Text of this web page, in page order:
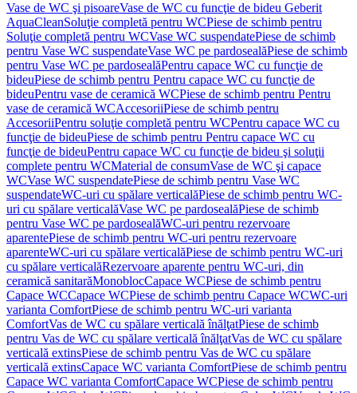
Vase de WC şi pisoareVase de WC cu funcţie de bideu Geberit
AquaCleanSoluţie completă pentru WCPiese de schimb pentru
Soluţie completă pentru WCVase WC suspendatePiese de schimb
pentru Vase WC suspendateVase WC pe pardosealăPiese de schimb
pentru Vase WC pe pardosealăPentru capace WC cu funcţie de
bideuPiese de schimb pentru Pentru capace WC cu funcţie de
bideuPentru vase de ceramică WCPiese de schimb pentru Pentru
vase de ceramică WCAccesoriiPiese de schimb pentru
AccesoriiPentru soluţie completă pentru WCPentru capace WC cu
funcţie de bideuPiese de schimb pentru Pentru capace WC cu
funcţie de bideuPentru capace WC cu funcţie de bideu şi soluţii
complete pentru WCMaterial de consumVase de WC şi capace
WCVase WC suspendatePiese de schimb pentru Vase WC
suspendateWC-uri cu spălare verticalăPiese de schimb pentru WC-
uri cu spălare verticalăVase WC pe pardosealăPiese de schimb
pentru Vase WC pe pardosealăWC-uri pentru rezervoare
aparentePiese de schimb pentru WC-uri pentru rezervoare
aparenteWC-uri cu spălare verticalăPiese de schimb pentru WC-uri
cu spălare verticalăRezervoare aparente pentru WC-uri, din
ceramică sanitarăMonoblocCapace WCPiese de schimb pentru
Capace WCCapace WCPiese de schimb pentru Capace WCWC-uri
varianta ComfortPiese de schimb pentru WC-uri varianta
ComfortVas de WC cu spălare verticală înălţatPiese de schimb
pentru Vas de WC cu spălare verticală înălţatVas de WC cu spălare
verticală extinsPiese de schimb pentru Vas de WC cu spălare
verticală extinsCapace WC varianta ComfortPiese de schimb pentru
Capace WC varianta ComfortCapace WCPiese de schimb pentru